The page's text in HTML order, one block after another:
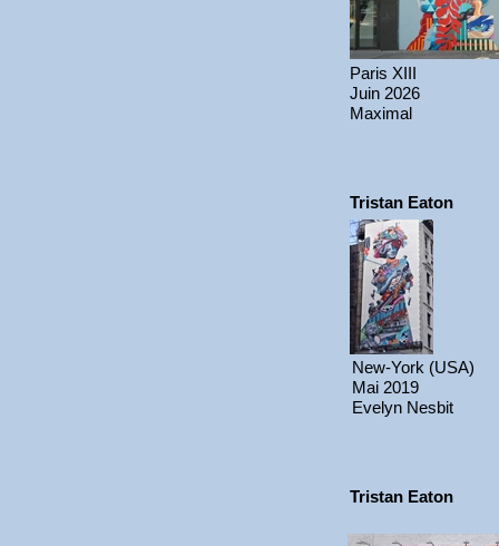
Paris XIII
Juin 2026
Maximal
Tristan Eaton
New-York (USA)
Mai 2019
Evelyn Nesbit
Tristan Eaton